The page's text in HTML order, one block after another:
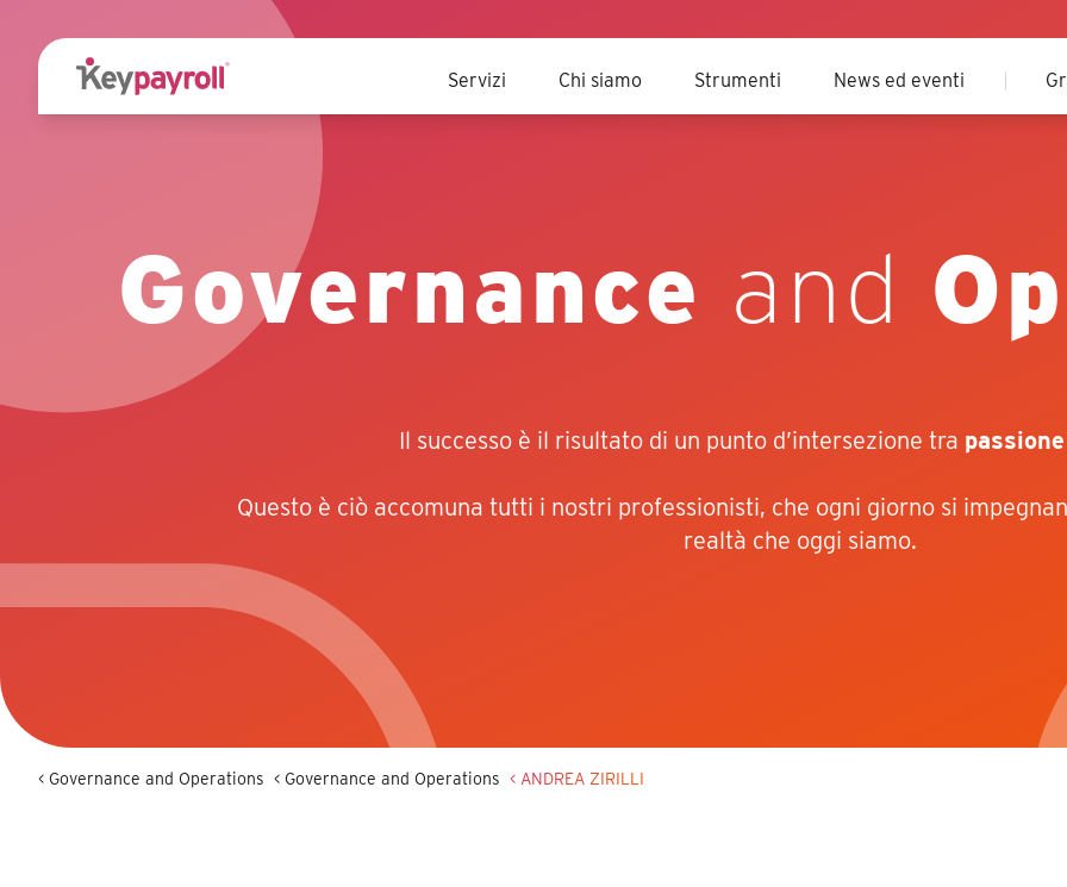
Servizi Chi siamo Strumenti News ed eventi
Governance and
Il successo è il risultato di un punto d’intersezione tra passione
Questo è ciò accomuna tutti i nostri professionisti, che ogni giorno si
realtà che oggi siamo.
< Governance and Operations < Governance and Operations < ANDREA ZIRILLI